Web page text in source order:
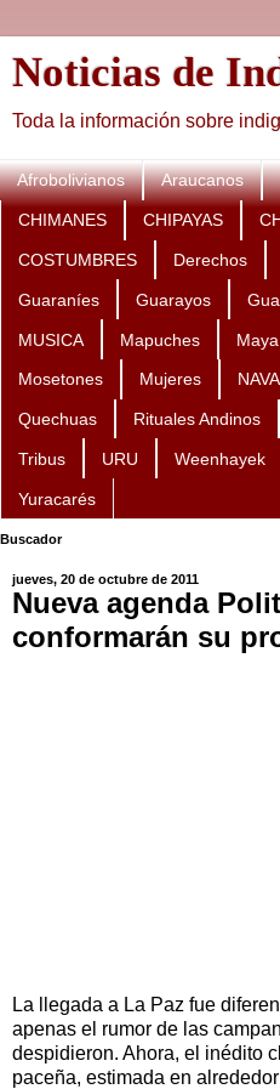
Noticias de
Toda la información sobre
Afrobolivianos Araucanos
CHIMANES CHIPAYAS
COSTUMBRES Derechos
Guaraníes Guarayos
MUSICA Mapuches Maya
Mosetones Mujeres
Quechuas Rituales Andinos
Tribus URU Weenhayek
Yuracarés
Buscador
jueves, 20 de octubre de 2011
Nueva agenda
conformarán su
La llegada a La Paz fue
apenas el rumor de las
despidieron. Ahora, el inédito
paceña, estimada en